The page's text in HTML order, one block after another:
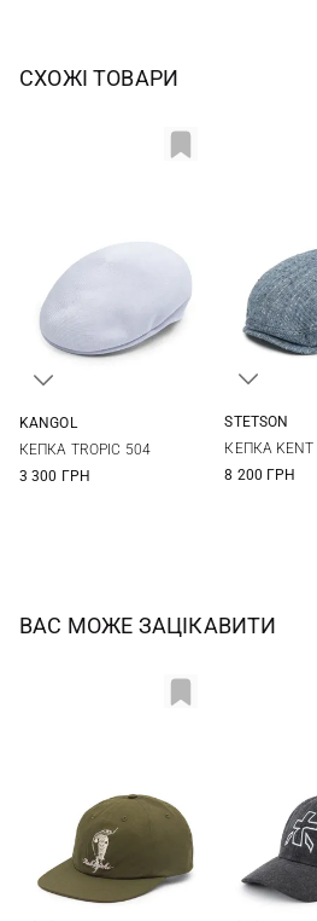
СХОЖІ ТОВАРИ
KANGOL
КЕПКА TROPIC 504
3 300 ГРН
STETSON
КЕПКА KENT
8 200 ГРН
ВАС МОЖЕ ЗАЦІКАВИТИ